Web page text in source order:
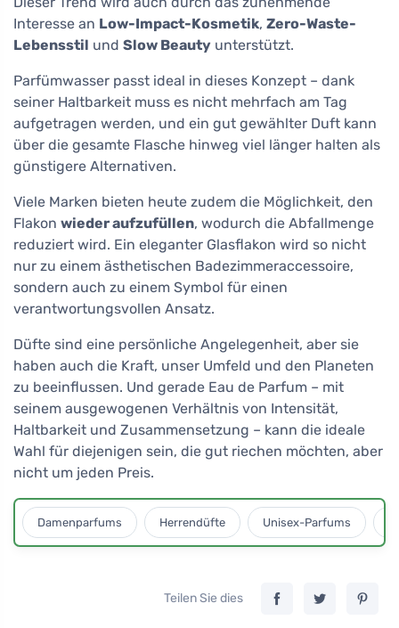
Interesse an Low-Impact-Kosmetik, Zero-Waste-
Lebensstil und Slow Beauty unterstützt.
Parfümwasser passt ideal in dieses Konzept – dank
seiner Haltbarkeit muss es nicht mehrfach am Tag
aufgetragen werden, und ein gut gewählter Duft kann
über die gesamte Flasche hinweg viel länger halten als
günstigere Alternativen.
Viele Marken bieten heute zudem die Möglichkeit, den
Flakon wieder aufzufüllen, wodurch die Abfallmenge
reduziert wird. Ein eleganter Glasflakon wird so nicht
nur zu einem ästhetischen Badezimmeraccessoire,
sondern auch zu einem Symbol für einen
verantwortungsvollen Ansatz.
Düfte sind eine persönliche Angelegenheit, aber sie
haben auch die Kraft, unser Umfeld und den Planeten
zu beeinflussen. Und gerade Eau de Parfum – mit
seinem ausgewogenen Verhältnis von Intensität,
Haltbarkeit und Zusammensetzung – kann die ideale
Wahl für diejenigen sein, die gut riechen möchten, aber
nicht um jeden Preis.
Damenparfums Herrendüfte Unisex-Parfums
Teilen Sie dies